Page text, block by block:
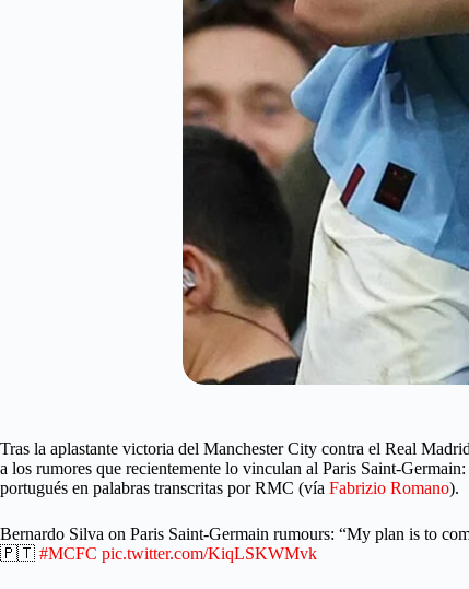
Tras la aplastante victoria del Manchester City contra el Real
a los rumores que recientemente lo vinculan al Paris Saint-Germain:
portugués en palabras transcritas por RMC (vía Fabrizio Romano).
Bernardo Silva on Paris Saint-Germain rumours: “My plan is to
🇵🇹 #MCFC pic.twitter.com/KiqLSKWMvk